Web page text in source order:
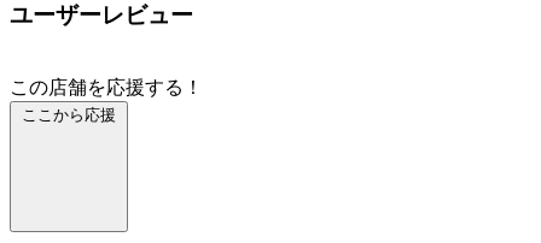
ユーザーレビュー
この店舗を応援する！
ここから応援